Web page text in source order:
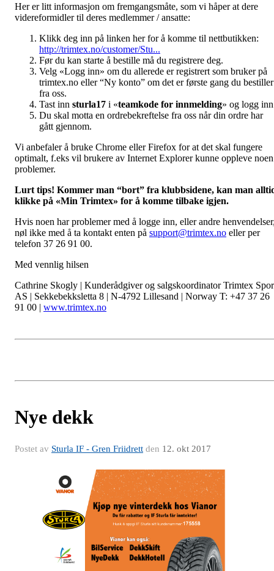
Her er litt informasjon om fremgangsmåte, som vi håper at dere
videreformidler til deres medlemmer / ansatte:
Klikk deg inn på linken her for å komme til nettbutikken:
http://trimtex.no/customer/Stu...
Før du kan starte å bestille må du registrere deg.
Velg «Logg inn» om du allerede er registrert som bruker på
trimtex.no eller “Ny konto” om det er første gang du bestiller
fra oss.
Tast inn sturla17 i «teamkode for innmelding» og logg
Du skal motta en ordrebekreftelse fra oss når din ordre har
gått gjennom.
Vi anbefaler å bruke Chrome eller Firefox for at det skal fungere
optimalt, f.eks vil brukere av Internet Explorer kunne oppleve noen
problemer.
Lurt tips! Kommer man “bort” fra klubbsidene, kan man
klikke på «Min Trimtex» for å komme tilbake igjen.
Hvis noen har problemer med å logge inn, eller andre
nøl ikke med å ta kontakt enten på support@trimtex.no eller per
telefon 37 26 91 00.
Med vennlig hilsen
Cathrine Skogly | Kunderådgiver og salgskoordinator Trimtex
AS | Sekkebekksletta 8 | N-4792 Lillesand | Norway T: +47 37 26
91 00 | www.trimtex.no
Nye dekk
Postet av Sturla IF - Gren Friidrett den 12. okt 2017